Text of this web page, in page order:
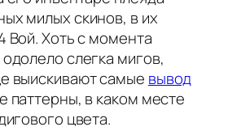
милых скинов, в их
Вой. Хоть с момента
слегка мигов,
выискивают самые вывод
паттерны, в каком месте
цвета.